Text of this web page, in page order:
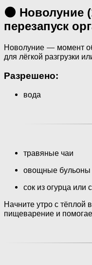
🌑 Новолуние
перезапуск
Новолуние — момент
для лёгкой разгрузки
Разрешено:
вода
травяные чаи
овощные бульоны
сок из огурца или
Начните утро с
пищеварение и